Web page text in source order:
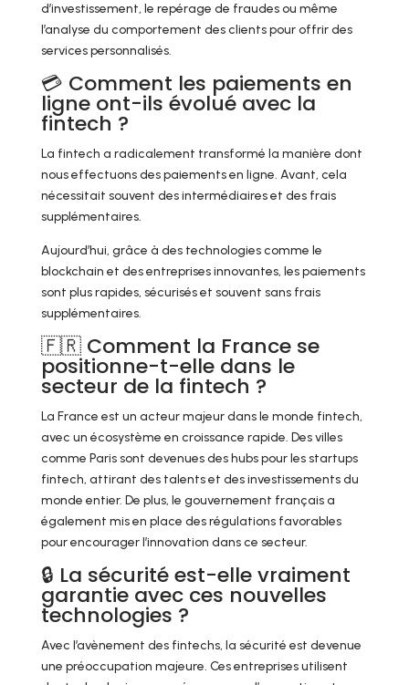
d’investissement, le repérage de fraudes ou même
l’analyse du comportement des clients pour offrir des
services personnalisés.
💳 Comment les paiements en
ligne ont-ils évolué avec la
fintech ?
La fintech a radicalement transformé la manière dont
nous effectuons des paiements en ligne. Avant, cela
nécessitait souvent des intermédiaires et des frais
supplémentaires.
Aujourd’hui, grâce à des technologies comme le
blockchain et des entreprises innovantes, les paiements
sont plus rapides, sécurisés et souvent sans frais
supplémentaires.
🇫🇷 Comment la France se
positionne-t-elle dans le
secteur de la fintech ?
La France est un acteur majeur dans le monde fintech,
avec un écosystème en croissance rapide. Des villes
comme Paris sont devenues des hubs pour les startups
fintech, attirant des talents et des investissements du
monde entier. De plus, le gouvernement français a
également mis en place des régulations favorables
pour encourager l’innovation dans ce secteur.
🔒 La sécurité est-elle vraiment
garantie avec ces nouvelles
technologies ?
Avec l’avènement des fintechs, la sécurité est devenue
une préoccupation majeure. Ces entreprises utilisent